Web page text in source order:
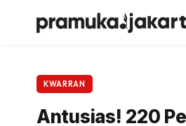
KWARRAN
Antusias! 220